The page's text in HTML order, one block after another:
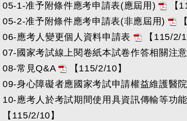
05-1-准予附條件應考申請表(應屆用)
【
05-2-准予附條件應考申請表(非應屆用)
06-應考人變更個人資料申請表
【115/2/
07-國家考試線上閱卷紙本試卷作答相關注
08-常見Q&A
【115/2/10】
09-身心障礙者應國家考試申請權益維護醫
10-應考人於考試期間使用具資訊傳輸等功
【115/2/10】